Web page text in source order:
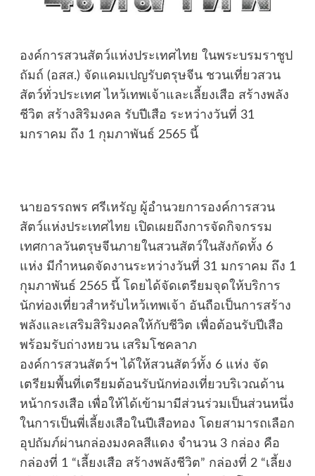
องค์การสวนสัตว์แห่งประเทศไทย ในพระบรมราชูป
ถัมถ์ (อสส.) จัดแคมเปญรับตรุษจีน ชวนเที่ยวสวน
สัตว์ทั่วประเทศ ไหว้เทพเจ้าและเลี้ยงเสือ สร้างพลัง
ชีวิต สร้างสิริมงคล รับปีเสือ ระหว่างวันที่ 31
มกราคม ถึง 1 กุมภาพันธ์ 2565 นี้
นายอรรถพร ศรีเหรัญ ผู้อำนวยการองค์การสวน
สัตว์แห่งประเทศไทย เปิดเผยถึงการจัดกิจกรรม
เทศกาลวันตรุษจีนภายในสวนสัตว์ในสังกัดทั้ง 6
แห่ง มีกำหนดจัดงานระหว่างวันที่ 31 มกราคม ถึง 1
กุมภาพันธ์ 2565 นี้ โดยได้จัดเตรียมจุดให้บริการ
นักท่องเที่ยวสำหรับไหว้เทพเจ้า อันถือเป็นการสร้าง
พลังและเสริมสิริมงคลให้กับชีวิต เพื่อต้อนรับปีเสือ
พร้อมรับถ่างหยวน เสริมโชคลาภ
องค์การสวนสัตว์ฯ ได้ให้สวนสัตว์ทั้ง 6 แห่ง จัด
เตรียมพื้นที่เตรียมต้อนรับนักท่องเที่ยวบริเวณด้าน
หน้ากรงเสือ เพื่อให้ได้เข้ามามีส่วนร่วมเป็นส่วนหนึ่ง
ในการเป็นพี่เลี้ยงเสือในปีเสือทอง โดยสามารถเลือก
อุปถัมภ์ผ่านกล่องมงคลสีแดง จำนวน 3 กล่อง คือ
กล่องที่ 1 “เลี้ยงเสือ สร้างพลังชีวิต” กล่องที่ 2 “เลี้ยง